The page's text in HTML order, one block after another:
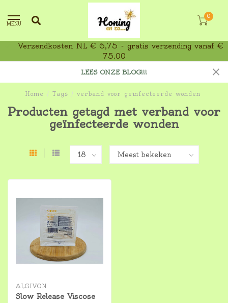
MENU
0
Verzendkosten NL € 6,75 - gratis verzending vanaf €
75,00
LEES ONZE BLOG!!!
Home / Tags / verband voor geïnfecteerde wonden
Producten getagd met verband voor
geïnfecteerde wonden
ALGIVON
Slow Release Viscose